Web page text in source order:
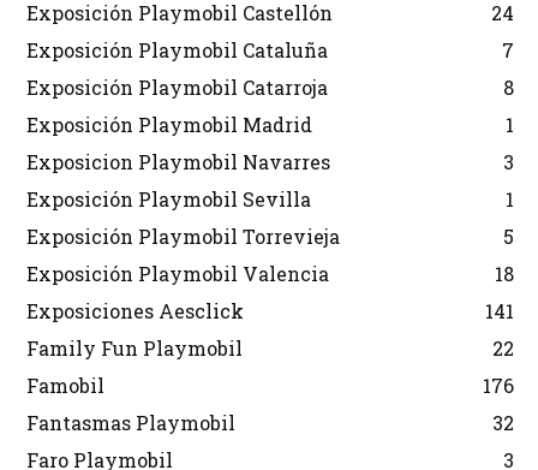
Exposición Playmobil Castellón
24
Exposición Playmobil Cataluña
7
Exposición Playmobil Catarroja
8
Exposición Playmobil Madrid
1
Exposicion Playmobil Navarres
3
Exposición Playmobil Sevilla
1
Exposición Playmobil Torrevieja
5
Exposición Playmobil Valencia
18
Exposiciones Aesclick
141
Family Fun Playmobil
22
Famobil
176
Fantasmas Playmobil
32
Faro Playmobil
3